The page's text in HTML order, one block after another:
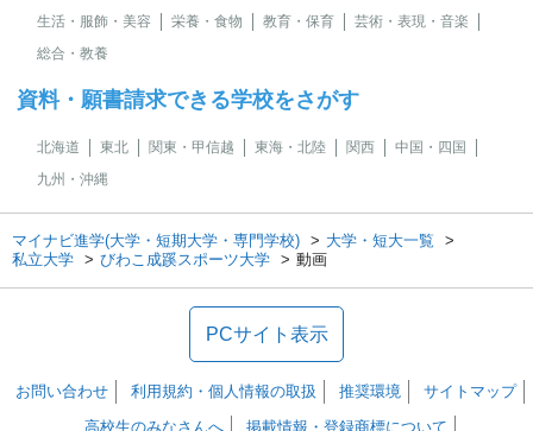
生活・服飾・美容
栄養・食物 教育・保育
芸術・表現・音楽
総合・教養
資料・願書請求できる学校をさがす
北海道 東北 関東・甲信越 東海・北陸 関西
中国・四国
九州・沖縄
マイナビ進学(大学・短期大学・専門学校)
大学・短大一覧
私立大学
びわこ成蹊スポーツ大学 動画
PCサイト表示
お問い合わせ 利用規約・個人情報の取扱 推奨環境
サイトマップ
高校生のみなさんへ
掲載情報・登録商標について